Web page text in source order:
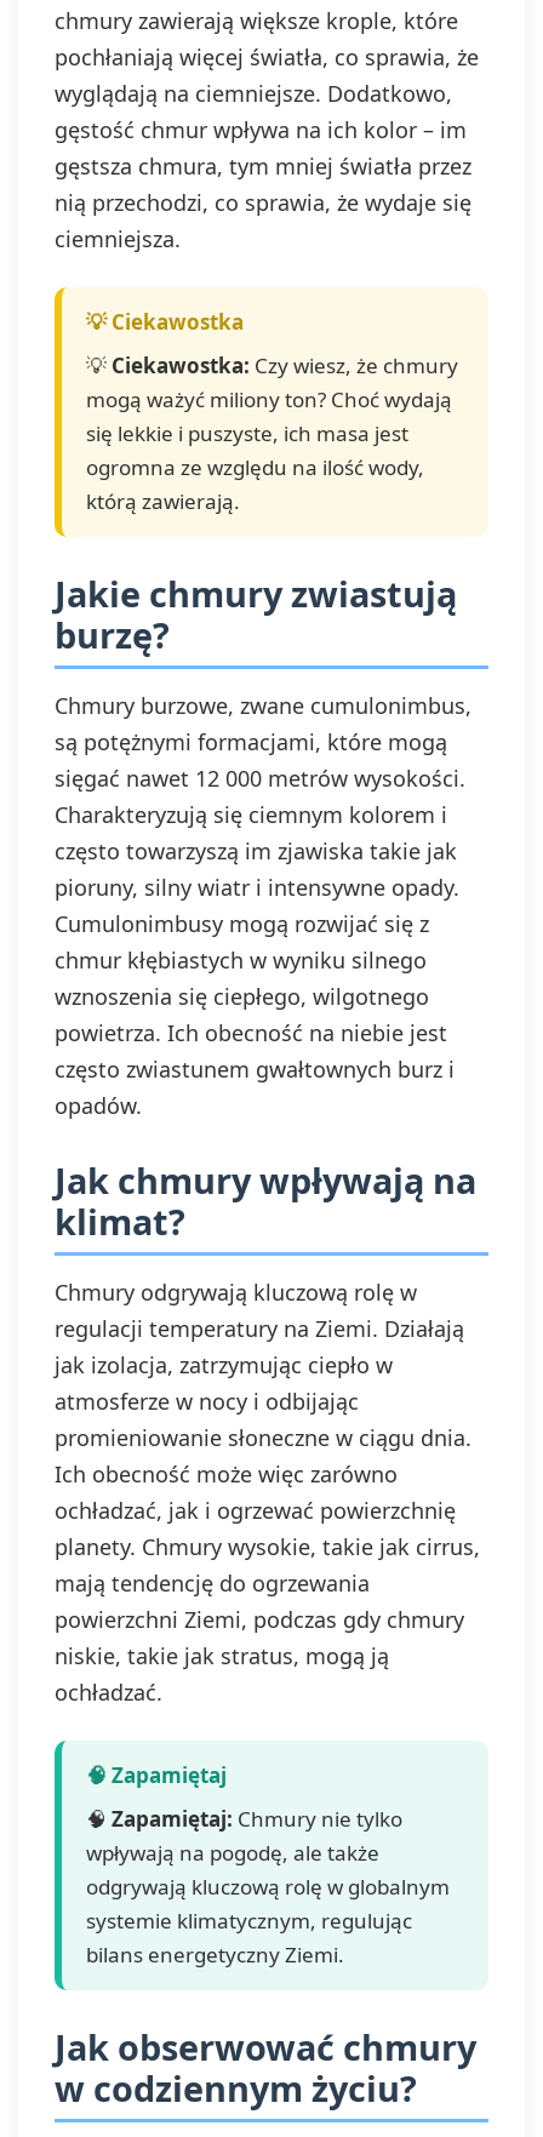
chmury zawierają większe krople, które
pochłaniają więcej światła, co sprawia, że
wyglądają na ciemniejsze. Dodatkowo,
gęstość chmur wpływa na ich kolor – im
gęstsza chmura, tym mniej światła przez
nią przechodzi, co sprawia, że wydaje się
ciemniejsza.
💡 Ciekawostka: Czy wiesz, że chmury
mogą ważyć miliony ton? Choć wydają
się lekkie i puszyste, ich masa jest
ogromna ze względu na ilość wody,
którą zawierają.
Jakie chmury zwiastują
burzę?
Chmury burzowe, zwane cumulonimbus,
są potężnymi formacjami, które mogą
sięgać nawet 12 000 metrów wysokości.
Charakteryzują się ciemnym kolorem i
często towarzyszą im zjawiska takie jak
pioruny, silny wiatr i intensywne opady.
Cumulonimbusy mogą rozwijać się z
chmur kłębiastych w wyniku silnego
wznoszenia się ciepłego, wilgotnego
powietrza. Ich obecność na niebie jest
często zwiastunem gwałtownych burz i
opadów.
Jak chmury wpływają na
klimat?
Chmury odgrywają kluczową rolę w
regulacji temperatury na Ziemi. Działają
jak izolacja, zatrzymując ciepło w
atmosferze w nocy i odbijając
promieniowanie słoneczne w ciągu dnia.
Ich obecność może więc zarówno
ochładzać, jak i ogrzewać powierzchnię
planety. Chmury wysokie, takie jak cirrus,
mają tendencję do ogrzewania
powierzchni Ziemi, podczas gdy chmury
niskie, takie jak stratus, mogą ją
ochładzać.
🧠 Zapamiętaj: Chmury nie tylko
wpływają na pogodę, ale także
odgrywają kluczową rolę w globalnym
systemie klimatycznym, regulując
bilans energetyczny Ziemi.
Jak obserwować chmury
w codziennym życiu?